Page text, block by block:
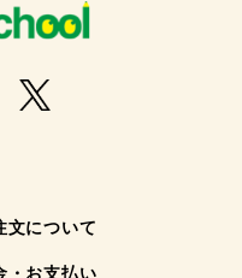
文について
・お支払い